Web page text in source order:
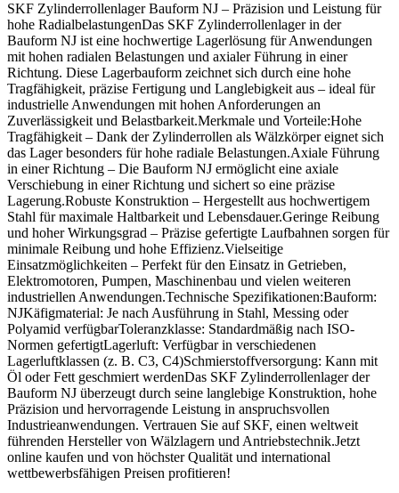
SKF Zylinderrollenlager Bauform NJ – Präzision und Leistung für
hohe RadialbelastungenDas SKF Zylinderrollenlager in der
Bauform NJ ist eine hochwertige Lagerlösung für Anwendungen
mit hohen radialen Belastungen und axialer Führung in einer
Richtung. Diese Lagerbauform zeichnet sich durch eine hohe
Tragfähigkeit, präzise Fertigung und Langlebigkeit aus – ideal für
industrielle Anwendungen mit hohen Anforderungen an
Zuverlässigkeit und Belastbarkeit.Merkmale und Vorteile:Hohe
Tragfähigkeit – Dank der Zylinderrollen als Wälzkörper eignet sich
das Lager besonders für hohe radiale Belastungen.Axiale Führung
in einer Richtung – Die Bauform NJ ermöglicht eine axiale
Verschiebung in einer Richtung und sichert so eine präzise
Lagerung.Robuste Konstruktion – Hergestellt aus hochwertigem
Stahl für maximale Haltbarkeit und Lebensdauer.Geringe Reibung
und hoher Wirkungsgrad – Präzise gefertigte Laufbahnen sorgen für
minimale Reibung und hohe Effizienz.Vielseitige
Einsatzmöglichkeiten – Perfekt für den Einsatz in Getrieben,
Elektromotoren, Pumpen, Maschinenbau und vielen weiteren
industriellen Anwendungen.Technische Spezifikationen:Bauform:
NJKäfigmaterial: Je nach Ausführung in Stahl, Messing oder
Polyamid verfügbarToleranzklasse: Standardmäßig nach ISO-
Normen gefertigtLagerluft: Verfügbar in verschiedenen
Lagerluftklassen (z. B. C3, C4)Schmierstoffversorgung: Kann mit
Öl oder Fett geschmiert werdenDas SKF Zylinderrollenlager der
Bauform NJ überzeugt durch seine langlebige Konstruktion, hohe
Präzision und hervorragende Leistung in anspruchsvollen
Industrieanwendungen. Vertrauen Sie auf SKF, einen weltweit
führenden Hersteller von Wälzlagern und Antriebstechnik.Jetzt
online kaufen und von höchster Qualität und international
wettbewerbsfähigen Preisen profitieren!